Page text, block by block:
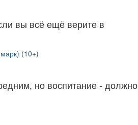
вы всё ещё верите в
(10+)
но воспитание - должно